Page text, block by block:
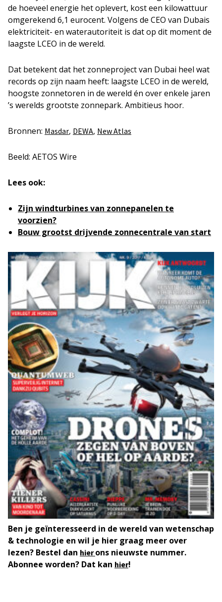
de hoeveel energie het oplevert, kost een kilowattuur
omgerekend 6,1 eurocent. Volgens de CEO van Dubais
elektriciteit- en waterautoriteit is dat op dit moment de
laagste LCEO in de wereld.
Dat betekent dat het zonneproject van Dubai heel wat
records op zijn naam heeft: laagste LCEO in de wereld,
hoogste zonnetoren in de wereld én over enkele jaren
’s werelds grootste zonnepark. Ambitieus hoor.
Bronnen: Masdar, DEWA, New Atlas
Beeld: AETOS Wire
Lees ook:
Zijn windturbines van zonnepanelen te
voorzien?
Bouw grootst drijvende zonnecentrale van start
Ben je geïnteresseerd in de wereld van wetenschap
& technologie en wil je hier graag meer over
lezen? Bestel dan hierons nieuwste nummer.
Abonnee worden? Dat kan hier!